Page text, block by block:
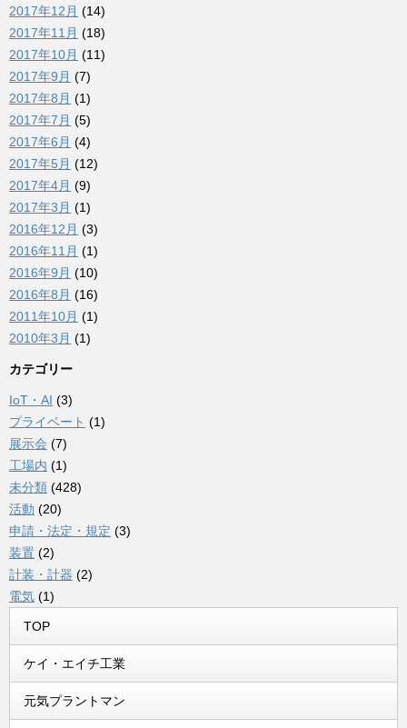
2017年12月 (14)
2017年11月 (18)
2017年10月 (11)
2017年9月 (7)
2017年8月 (1)
2017年7月 (5)
2017年6月 (4)
2017年5月 (12)
2017年4月 (9)
2017年3月 (1)
2016年12月 (3)
2016年11月 (1)
2016年9月 (10)
2016年8月 (16)
2011年10月 (1)
2010年3月 (1)
カテゴリー
IoT・AI (3)
プライベート (1)
展示会 (7)
工場内 (1)
未分類 (428)
活動 (20)
申請・法定・規定 (3)
装置 (2)
計装・計器 (2)
電気 (1)
TOP
ケイ・エイチ工業
元気プラントマン